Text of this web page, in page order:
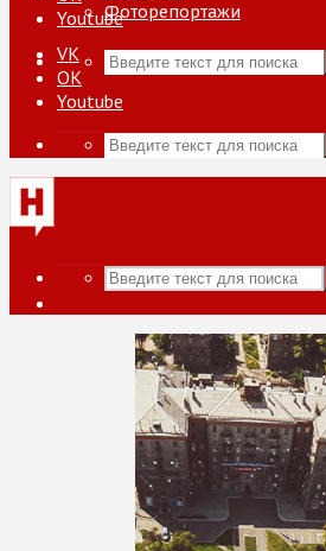
YoutubeФоторепортажи
VK
ОК
Youtube